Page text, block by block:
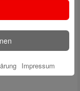
Geschäftsstelle
im
Impressum